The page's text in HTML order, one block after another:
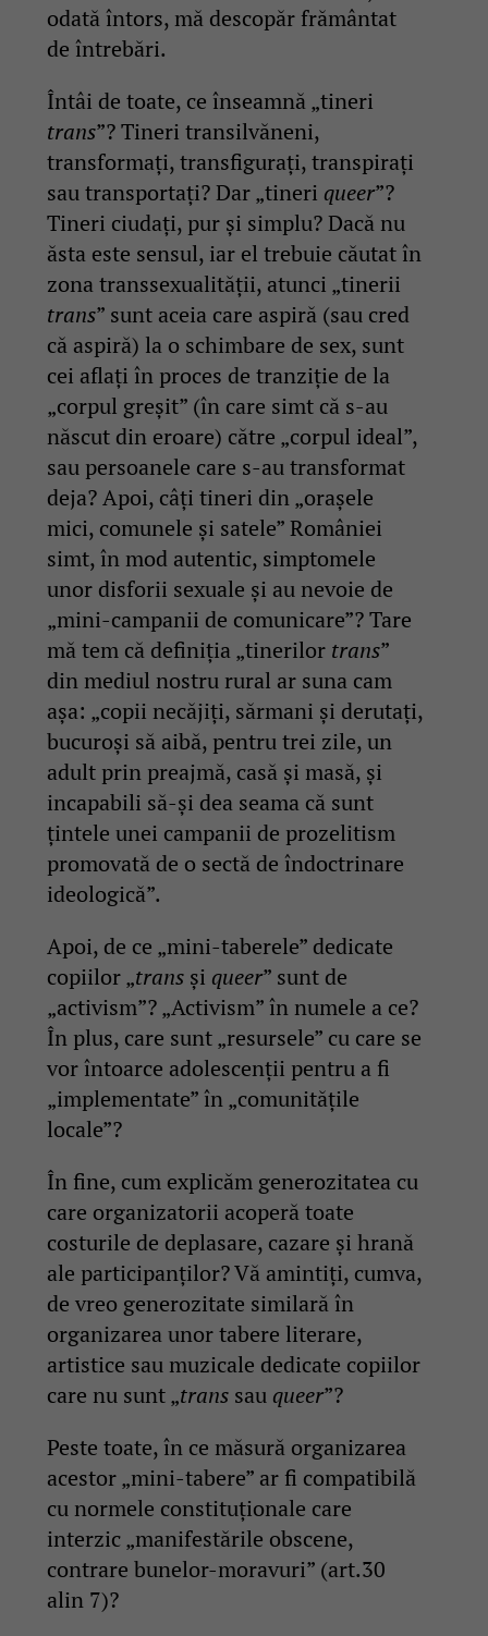
odată întors, mă descopăr frământat
de întrebări.
Întâi de toate, ce înseamnă „tineri
trans”? Tineri transilvăneni,
transformați, transfigurați, transpirați
sau transportați? Dar „tineri queer”?
Tineri ciudați, pur și simplu? Dacă nu
ăsta este sensul, iar el trebuie căutat în
zona transsexualității, atunci „tinerii
trans” sunt aceia care aspiră (sau cred
că aspiră) la o schimbare de sex, sunt
cei aflați în proces de tranziție de la
„corpul greșit” (în care simt că s-au
născut din eroare) către „corpul ideal”,
sau persoanele care s-au transformat
deja? Apoi, câți tineri din „orașele
mici, comunele și satele” României
simt, în mod autentic, simptomele
unor disforii sexuale și au nevoie de
„mini-campanii de comunicare”? Tare
mă tem că definiția „tinerilor trans”
din mediul nostru rural ar suna cam
așa: „copii necăjiți, sărmani și derutați,
bucuroși să aibă, pentru trei zile, un
adult prin preajmă, casă și masă, și
incapabili să-și dea seama că sunt
țintele unei campanii de prozelitism
promovată de o sectă de îndoctrinare
ideologică”.
Apoi, de ce „mini-taberele” dedicate
copiilor „trans și queer” sunt de
„activism”? „Activism” în numele a ce?
În plus, care sunt „resursele” cu care se
vor întoarce adolescenții pentru a fi
„implementate” în „comunitățile
locale”?
În fine, cum explicăm generozitatea cu
care organizatorii acoperă toate
costurile de deplasare, cazare și hrană
ale participanților? Vă amintiți, cumva,
de vreo generozitate similară în
organizarea unor tabere literare,
artistice sau muzicale dedicate copiilor
care nu sunt „trans sau queer”?
Peste toate, în ce măsură organizarea
acestor „mini-tabere” ar fi compatibilă
cu normele constituționale care
interzic „manifestările obscene,
contrare bunelor-moravuri” (art.30
alin 7)?